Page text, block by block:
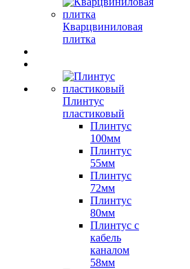
Кварцвиниловая
плитка
Плинтус
пластиковый
Плинтус
100мм
Плинтус
55мм
Плинтус
72мм
Плинтус
80мм
Плинтус с
кабель
каналом
58мм